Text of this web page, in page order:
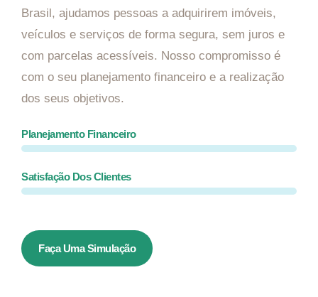
Brasil, ajudamos pessoas a adquirirem imóveis,
veículos e serviços de forma segura, sem juros e
com parcelas acessíveis. Nosso compromisso é
com o seu planejamento financeiro e a realização
dos seus objetivos.
Planejamento Financeiro
Satisfação Dos Clientes
Faça Uma Simulação